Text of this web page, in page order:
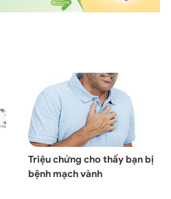
Triệu chứng cho thấy bạn bị
bệnh mạch vành